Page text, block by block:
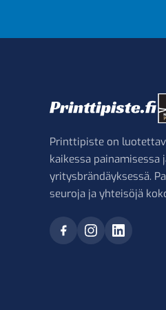
Printtipiste on
kaikessa painamisessa
yritysbrändäyksessä.
seuroja ja yhteisöjä